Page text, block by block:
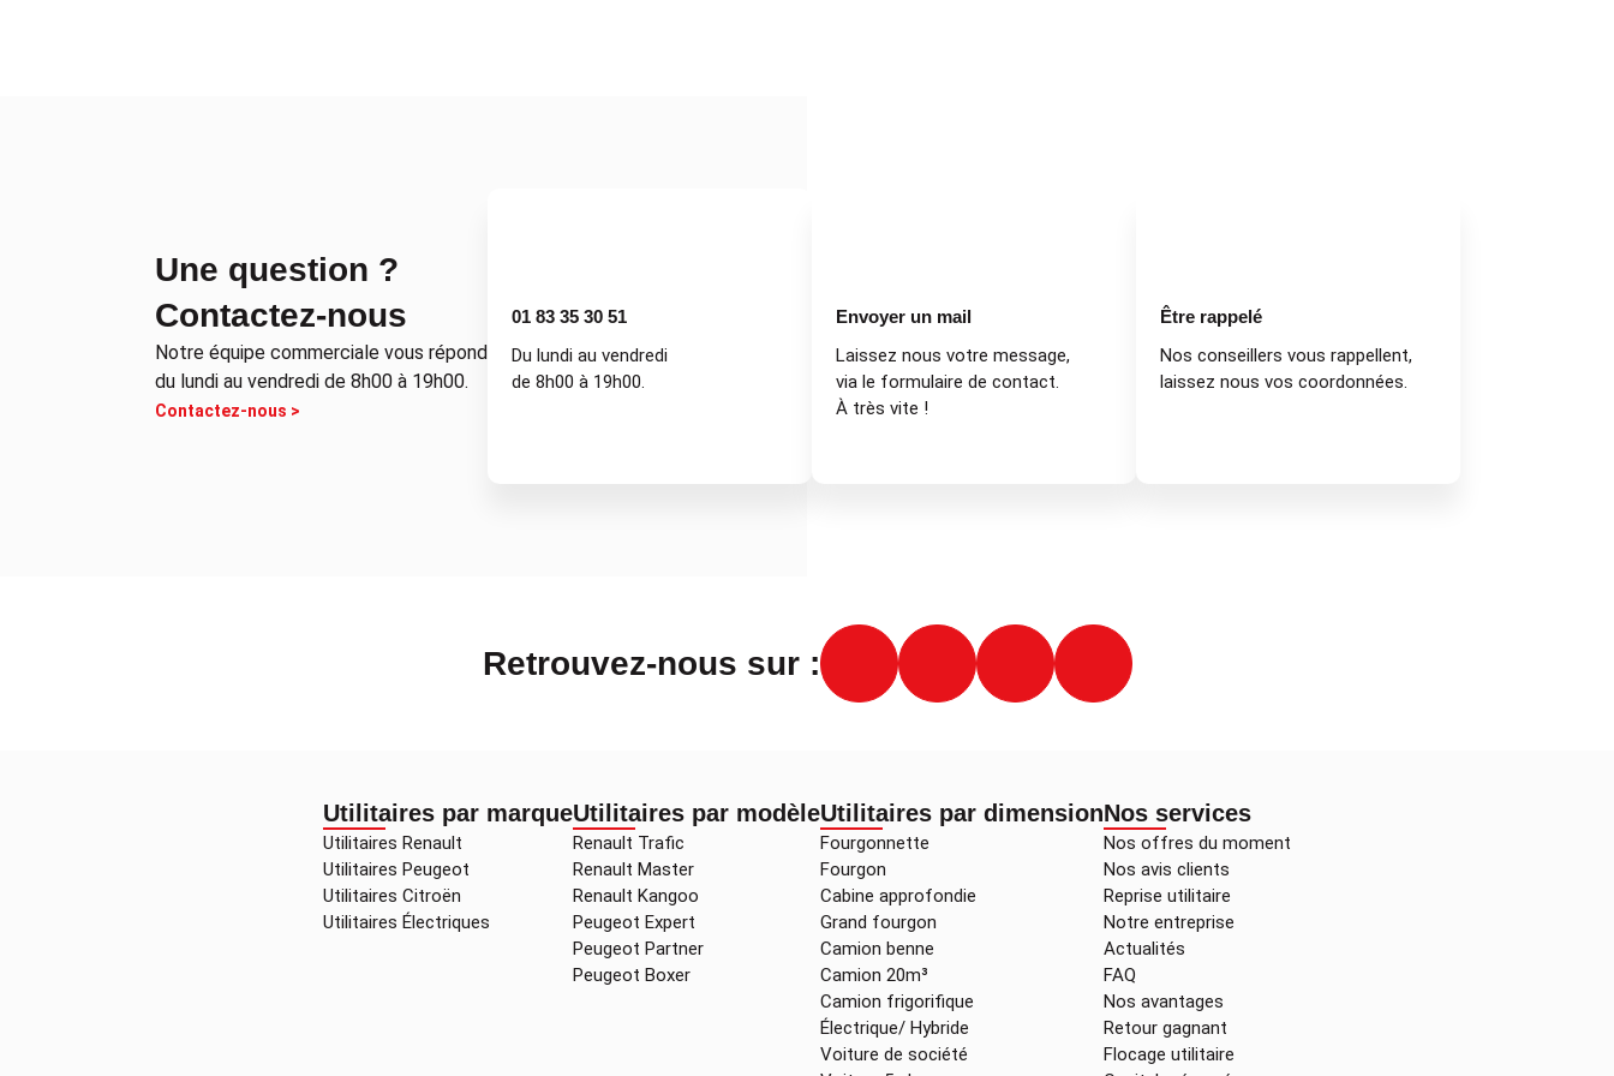
Une question ?
Contactez-nous
Notre équipe commerciale vous répond
du lundi au vendredi de 8h00 à 19h00.
Contactez-nous >
01 83 35 30 51
Du lundi au vendredi
de 8h00 à 19h00.
Envoyer un mail
Laissez nous votre message,
via le formulaire de contact.
À très vite !
Être rappelé
Nos conseillers vous rappellent,
laissez nous vos coordonnées.
Retrouvez-nous sur :
Utilitaires par marque
Utilitaires Renault
Utilitaires Peugeot
Utilitaires Citroën
Utilitaires Électriques
Utilitaires par modèle
Renault Trafic
Renault Master
Renault Kangoo
Peugeot Expert
Peugeot Partner
Peugeot Boxer
Utilitaires par dimension
Fourgonnette
Fourgon
Cabine approfondie
Grand fourgon
Camion benne
Camion 20m³
Camion frigorifique
Électrique/ Hybride
Voiture de société
Nos services
Nos offres du moment
Nos avis clients
Reprise utilitaire
Notre entreprise
Actualités
FAQ
Nos avantages
Retour gagnant
Flocage utilitaire